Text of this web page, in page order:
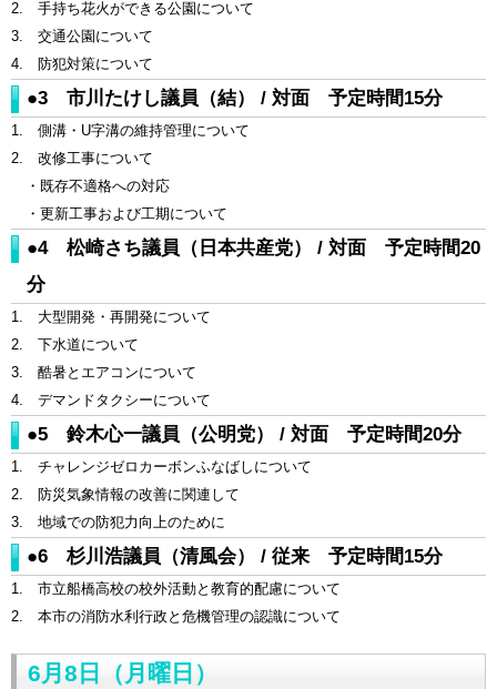
2. 手持ち花火ができる公園について
3. 交通公園について
4. 防犯対策について
●3 市川たけし議員（結） / 対面 予定時間15分
1. 側溝・U字溝の維持管理について
2. 改修工事について
・既存不適格への対応
・更新工事および工期について
●4 松崎さち議員（日本共産党） / 対面 予定時間20
分
1. 大型開発・再開発について
2. 下水道について
3. 酷暑とエアコンについて
4. デマンドタクシーについて
●5 鈴木心一議員（公明党） / 対面 予定時間20分
1. チャレンジゼロカーボンふなばしについて
2. 防災気象情報の改善に関連して
3. 地域での防犯力向上のために
●6 杉川浩議員（清風会） / 従来 予定時間15分
1. 市立船橋高校の校外活動と教育的配慮について
2. 本市の消防水利行政と危機管理の認識について
6月8日（月曜日）